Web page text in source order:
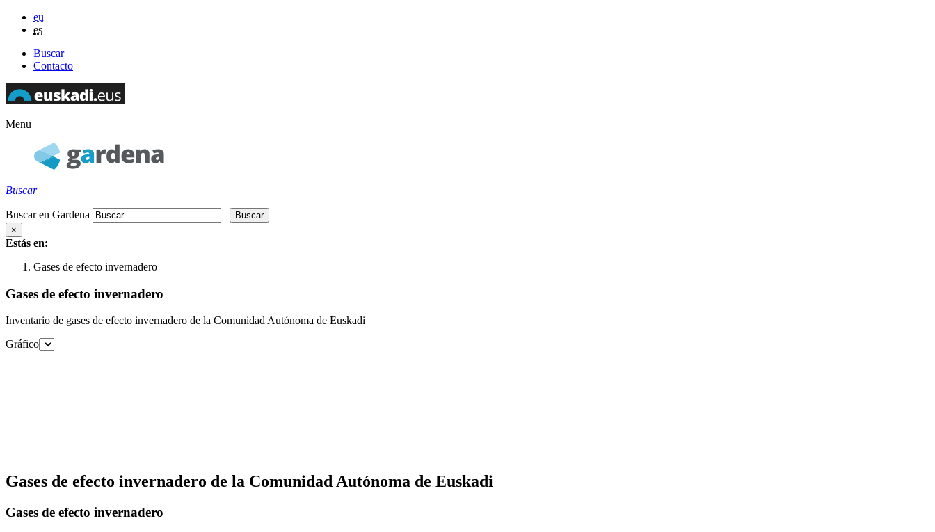
eu
es
Buscar
Contacto
Menu
Buscar
Buscar en Gardena
×
Estás en:
Gases de efecto invernadero
Gases de efecto invernadero
Inventario de gases de efecto invernadero de la Comunidad Autónoma de Euskadi
Gráfico
Gases de efecto invernadero de la Comunidad Autónoma de Euskadi
Gases de efecto invernadero